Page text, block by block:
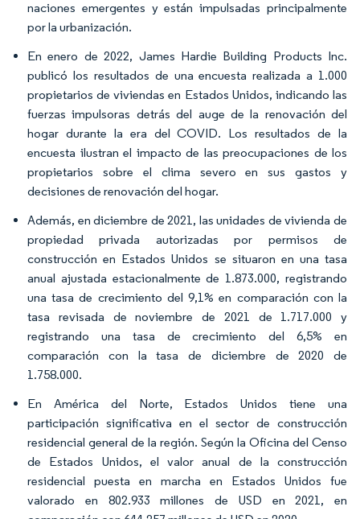
naciones emergentes y están impulsadas principalmente
por la urbanización.
En enero de 2022, James Hardie Building Products Inc.
publicó los resultados de una encuesta realizada a 1.000
propietarios de viviendas en Estados Unidos, indicando las
fuerzas impulsoras detrás del auge de la renovación del
hogar durante la era del COVID. Los resultados de la
encuesta ilustran el impacto de las preocupaciones de los
propietarios sobre el clima severo en sus gastos y
decisiones de renovación del hogar.
Además, en diciembre de 2021, las unidades de vivienda de
propiedad privada autorizadas por permisos de
construcción en Estados Unidos se situaron en una tasa
anual ajustada estacionalmente de 1.873.000, registrando
una tasa de crecimiento del 9,1% en comparación con la
tasa revisada de noviembre de 2021 de 1.717.000 y
registrando una tasa de crecimiento del 6,5% en
comparación con la tasa de diciembre de 2020 de
1.758.000.
En América del Norte, Estados Unidos tiene una
participación significativa en el sector de construcción
residencial general de la región. Según la Oficina del Censo
de Estados Unidos, el valor anual de la construcción
residencial puesta en marcha en Estados Unidos fue
valorado en 802.933 millones de USD en 2021, en